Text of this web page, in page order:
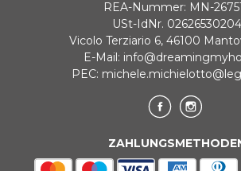
REA-Nummer: MN-
USt-IdNr. 02626530204
Vicolo Terziario 6, 46100
E-Mail:
PEC: